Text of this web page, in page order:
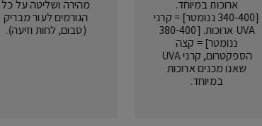
ארוכות במיוחד.
[340-400 ננומטר] = קרני
UVA ארוכות. [380-400
ננומטר] = קצה
הספקטרום, קרני UVA
שאנו מכנים ארוכות
במיוחד.
מהירה ושליטה על כל
הגורמים לעור מבריק
(סבום, לחות וזיעה).